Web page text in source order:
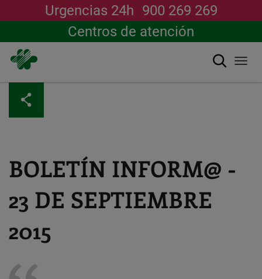
contenido
principal
Urgencias 24h 900 269 269
Centros de atención
Buscar
BOLETÍN INFORM@ -
23 DE SEPTIEMBRE
2015